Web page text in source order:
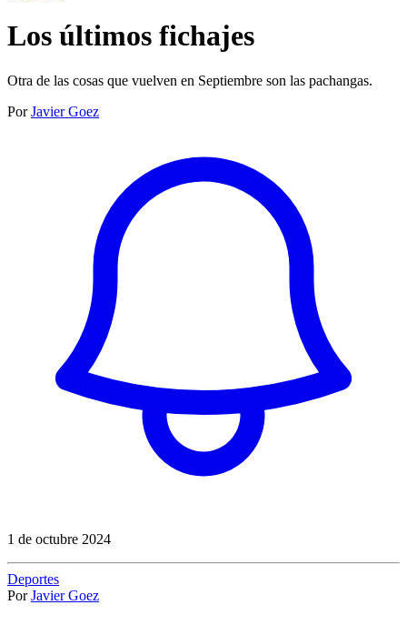
Los últimos fichajes
Otra de las cosas que vuelven en Septiembre son las pachangas.
Por Javier Goez
1 de octubre 2024
Deportes
Por Javier Goez